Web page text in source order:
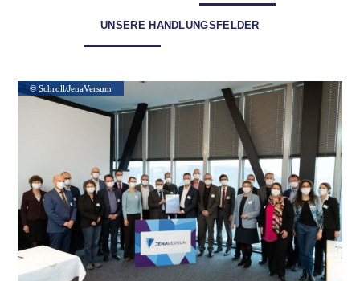
UNSERE HANDLUNGSFELDER
© Schroll/JenaVersum
© Schroll/JenaVersum